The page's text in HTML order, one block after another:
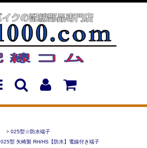
> 025型☆防水端子
025型 矢崎製 RH/HS【防水】電線付き端子